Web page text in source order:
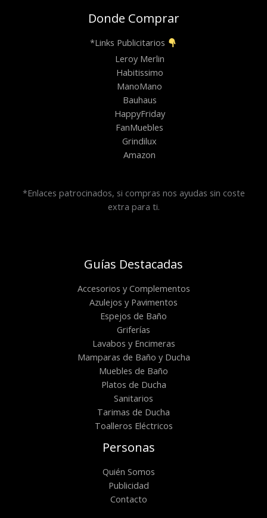
Donde Comprar
*Links Publicitarios
Leroy Merlin
Habitissimo
ManoMano
Bauhaus
HappyFriday
FanMuebles
Grindilux
Amazon
*Enlaces patrocinados, si compras nos ayudas sin coste
extra para ti.
Guías Destacadas
Accesorios y Complementos
Azulejos y Pavimentos
Espejos de Baño
Griferías
Lavabos y Encimeras
Mamparas de Baño y Ducha
Muebles de Baño
Platos de Ducha
Sanitarios
Tarimas de Ducha
Toalleros Eléctricos
Personas
Quién Somos
Publicidad
Contacto